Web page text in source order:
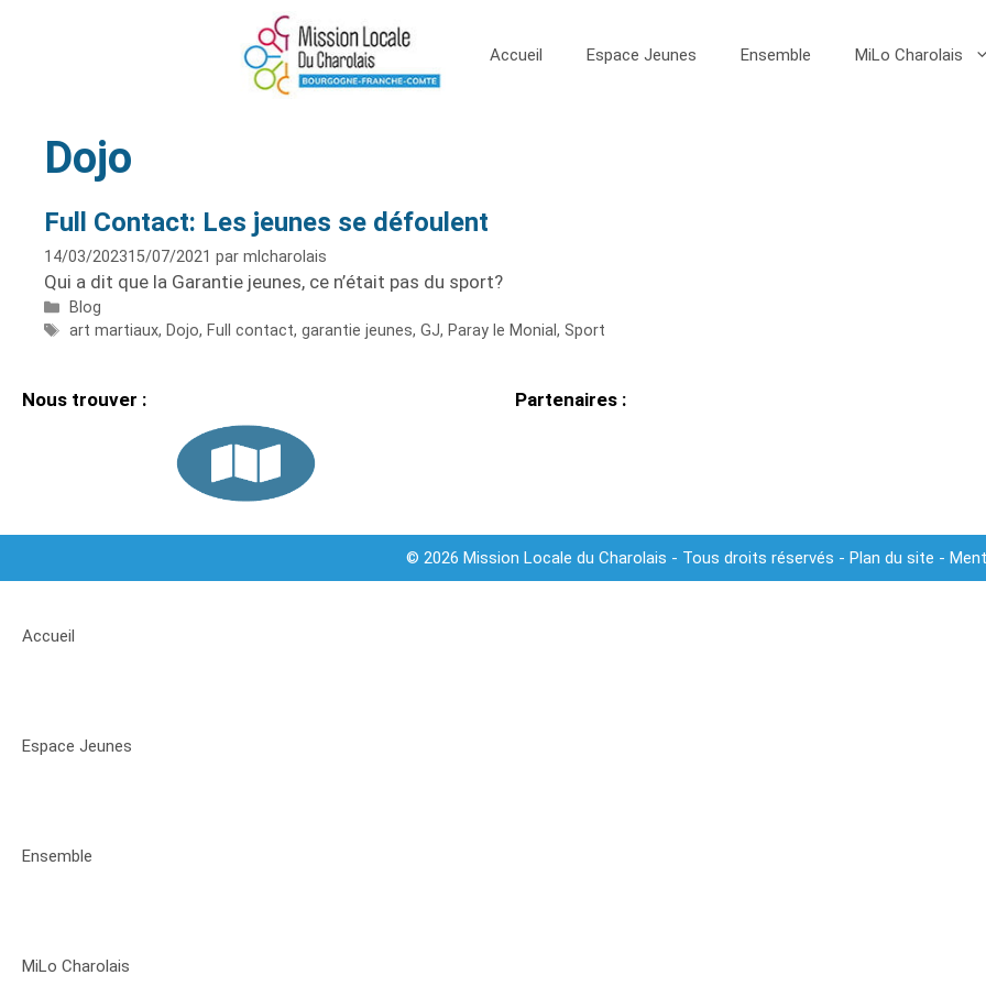
Accueil Espace Jeunes Ensemble MiLo Charolais
Dojo
Full Contact: Les jeunes se défoulent
14/03/202315/07/2021 par mlcharolais
Qui a dit que la Garantie jeunes, ce n’était pas du sport?
Blog
art martiaux, Dojo, Full contact,garantie jeunes,GJ, Paray le Monial,Sport
Nous trouver :
Partenaires :
© 2026 Mission Locale du Charolais - Tous droits réservés - Plan du site -
Accueil
Espace Jeunes
Ensemble
MiLo Charolais